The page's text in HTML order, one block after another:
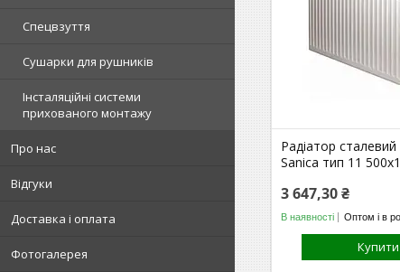
Спецвзуття
Сушарки для рушників
Інсталяційні системи
прихованого монтажу
Про нас
Відгуки
Доставка і оплата
Фотогалерея
Радіатор
Sanica тип 11
3 647,30 ₴
В наявності Оптом і в
Купити